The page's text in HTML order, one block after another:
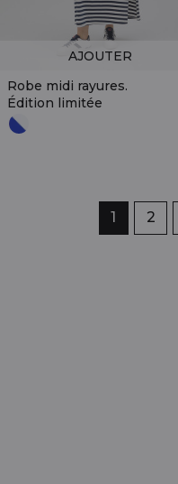
Robe midi rayures.
Édition limitée
AJOUTER
Page
1 Page
2